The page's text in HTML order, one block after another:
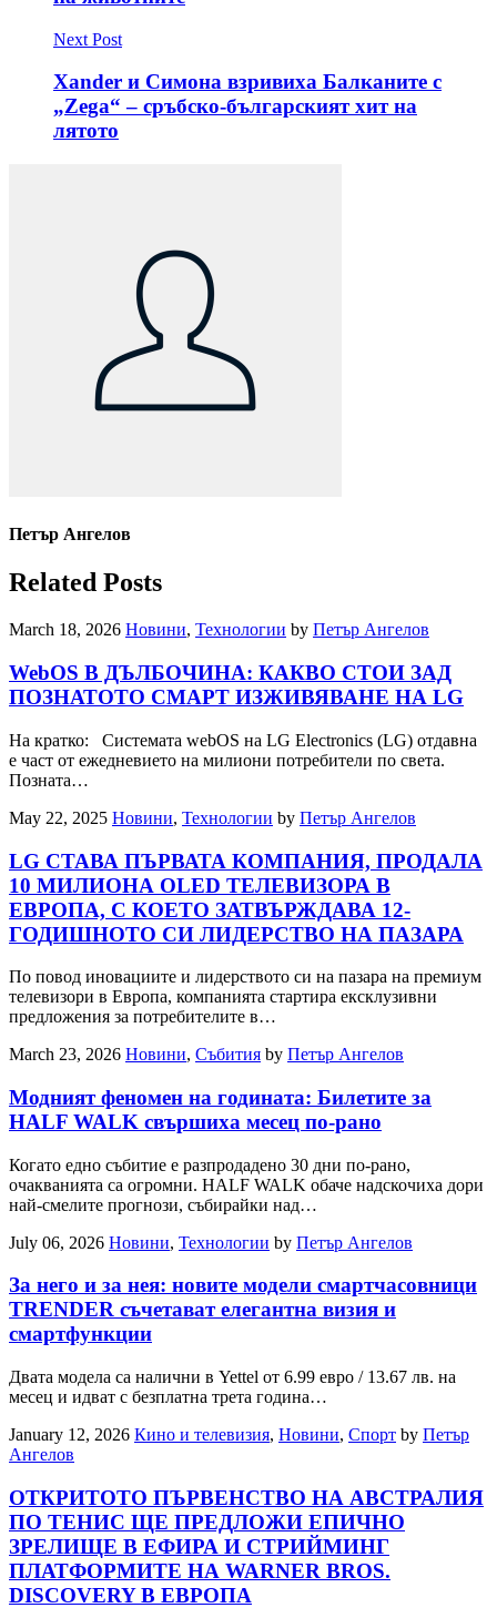
Next Post
Xander и Симона взривиха Балканите с
„Zega“ – сръбско-българският хит на
лятото
Петър Ангелов
Related Posts
March 18, 2026 Новини, Технологии by Петър Ангелов
WebOS В ДЪЛБОЧИНА: КАКВО СТОИ ЗАД
ПОЗНАТОТО СМАРТ ИЗЖИВЯВАНЕ НА LG
На кратко: Системата webOS на LG Еlectronics (LG) отдавна
е част от ежедневието на милиони потребители по света.
Позната…
May 22, 2025 Новини, Технологии by Петър Ангелов
LG СТАВА ПЪРВАТА КОМПАНИЯ, ПРОДАЛА
10 МИЛИОНА OLED ТЕЛЕВИЗОРА В
ЕВРОПА, С КОЕТО ЗАТВЪРЖДАВА 12-
ГОДИШНОТО СИ ЛИДЕРСТВО НА ПАЗАРА
По повод иновациите и лидерството си на пазара на премиум
телевизори в Европа, компанията стартира ексклузивни
предложения за потребителите в…
March 23, 2026 Новини, Събития by Петър Ангелов
Модният феномен на годината: Билетите за
HALF WALK свършиха месец по-рано
Когато едно събитие е разпродадено 30 дни по-рано,
очакванията са огромни. HALF WALK обаче надскочиха дори
най-смелите прогнози, събирайки над…
July 06, 2026 Новини, Технологии by Петър Ангелов
За него и за нея: новите модели смартчасовници
TRENDER съчетават елегантна визия и
смартфункции
Двата модела са налични в Yettel от 6.99 евро / 13.67 лв. на
месец и идват с безплатна трета година…
January 12, 2026 Кино и телевизия, Новини, Спорт by Петър
Ангелов
ОТКРИТОТО ПЪРВЕНСТВО НА АВСТРАЛИЯ
ПО ТЕНИС ЩЕ ПРЕДЛОЖИ ЕПИЧНО
ЗРЕЛИЩЕ В ЕФИРА И СТРИЙМИНГ
ПЛАТФОРМИТЕ НА WARNER BROS.
DISCOVERY В ЕВРОПА